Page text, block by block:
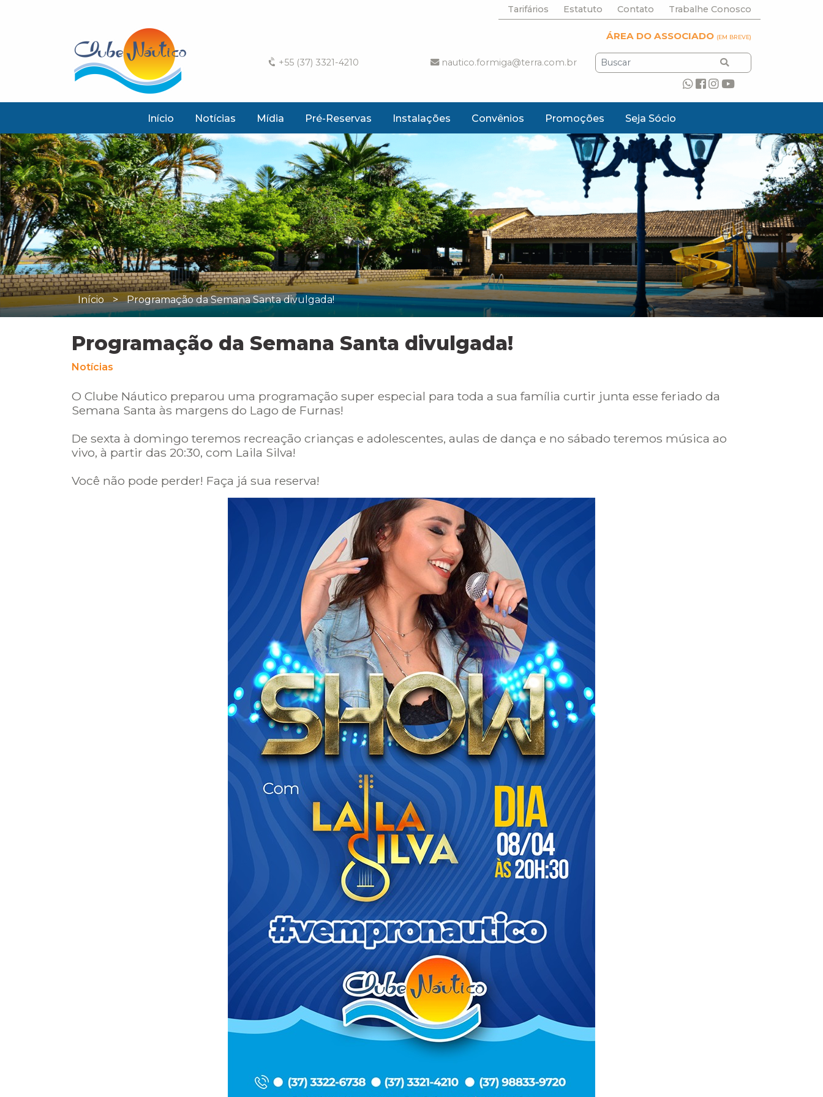
Tarifários Estatuto Contato Trabalhe Conosco
ÁREA DO ASSOCIADO (EM BREVE)
+55 (37) 3321-4210 nautico.formiga@terra.com.br
Início Notícias Mídia Pré-Reservas Instalações Convênios Promoções Seja Sócio
Início > Programação da Semana Santa divulgada!
Programação da Semana Santa divulgada!
Notícias
O Clube Náutico preparou uma programação super especial para toda a sua família curtir junta esse feriado da
Semana Santa às margens do Lago de Furnas!
De sexta à domingo teremos recreação crianças e adolescentes, aulas de dança e no sábado teremos música ao
vivo, à partir das 20:30, com Laila Silva!
Você não pode perder! Faça já sua reserva!